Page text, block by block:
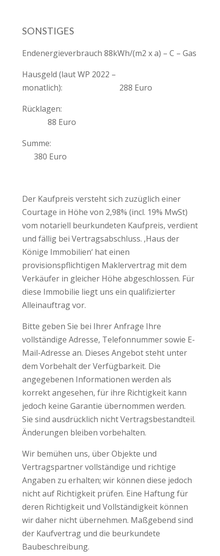
SONSTIGES
Endenergieverbrauch 88kWh/(m2 x a) – C – Gas
Hausgeld (laut WP 2022 –
monatlich): 288 Euro
Rücklagen:
88 Euro
Summe:
380 Euro
Der Kaufpreis versteht sich zuzüglich einer
Courtage in Höhe von 2,98% (incl. 19% MwSt)
vom notariell beurkundeten Kaufpreis, verdient
und fällig bei Vertragsabschluss. ‚Haus der
Könige Immobilien‘ hat einen
provisionspflichtigen Maklervertrag mit dem
Verkäufer in gleicher Höhe abgeschlossen. Für
diese Immobilie liegt uns ein qualifizierter
Alleinauftrag vor.
Bitte geben Sie bei Ihrer Anfrage Ihre
vollständige Adresse, Telefonnummer sowie E-
Mail-Adresse an. Dieses Angebot steht unter
dem Vorbehalt der Verfügbarkeit. Die
angegebenen Informationen werden als
korrekt angesehen, für ihre Richtigkeit kann
jedoch keine Garantie übernommen werden.
Sie sind ausdrücklich nicht Vertragsbestandteil.
Änderungen bleiben vorbehalten.
Wir bemühen uns, über Objekte und
Vertragspartner vollständige und richtige
Angaben zu erhalten; wir können diese jedoch
nicht auf Richtigkeit prüfen. Eine Haftung für
deren Richtigkeit und Vollständigkeit können
wir daher nicht übernehmen. Maßgebend sind
der Kaufvertrag und die beurkundete
Baubeschreibung.